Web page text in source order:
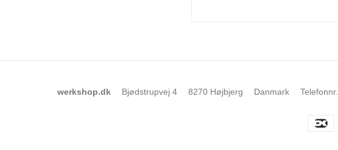
werkshop.dk Bjødstrupvej 4 8270 Højbjerg Danmark Telefonnr.